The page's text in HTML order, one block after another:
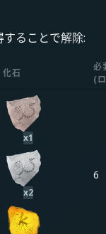
ることで解除:
化石
必
(
x1
x2
6